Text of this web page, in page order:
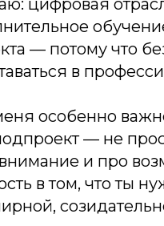
цифровая
— потому что
в
особенно
— не
и про
в том, что ты